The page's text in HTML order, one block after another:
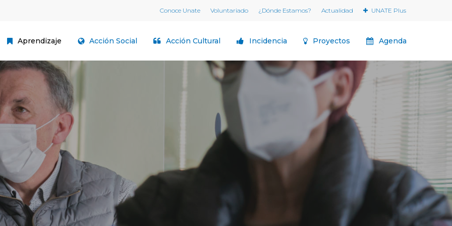
Conoce Unate Voluntariado ¿Dónde Estamos? Actualidad UNATE Plus
Aprendizaje Acción Social Acción Cultural Incidencia Proyectos Agenda